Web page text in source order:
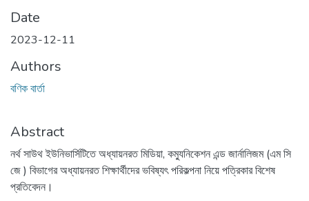
Date
2023-12-11
Authors
বণিক বার্তা
Abstract
নর্থ সাউথ ইউনিভার্সিটিতে অধ্যায়নরত মিডিয়া, কম্যুনিকেশন এন্ড জার্নালিজম (এম সি
জে ) বিভাগের অধ্যায়নরত শিক্ষার্থীদের ভবিষ্যৎ পরিকল্পনা নিয়ে পত্রিকার বিশেষ
প্রতিবেদন।